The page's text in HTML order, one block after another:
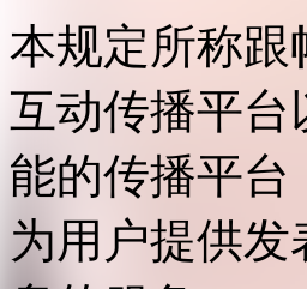
本规定所称跟
互动传播平
能的传播平台
为用户提供